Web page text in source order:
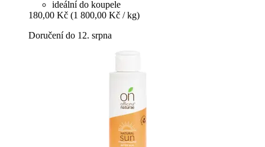
ideální do koupele
180,00 Kč (1 800,00 Kč / kg)
Doručení do 12. srpna